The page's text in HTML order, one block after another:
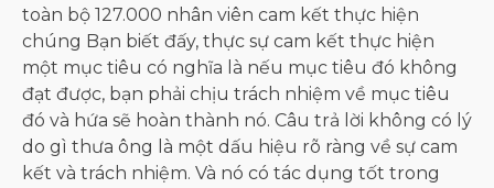
toàn bộ 127.000 nhân viên cam kết thực hiện
chúng Bạn biết đấy, thực sự cam kết thực hiện
một mục tiêu có nghĩa là nếu mục tiêu đó không
đạt được, bạn phải chịu trách nhiệm về mục tiêu
đó và hứa sẽ hoàn thành nó. Câu trả lời không có lý
do gì thưa ông là một dấu hiệu rõ ràng về sự cam
kết và trách nhiệm. Và nó có tác dụng tốt trong